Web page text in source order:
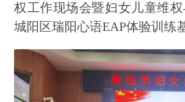
权工作现场会暨妇女儿童维
城阳区瑞阳心语EAP体验训练